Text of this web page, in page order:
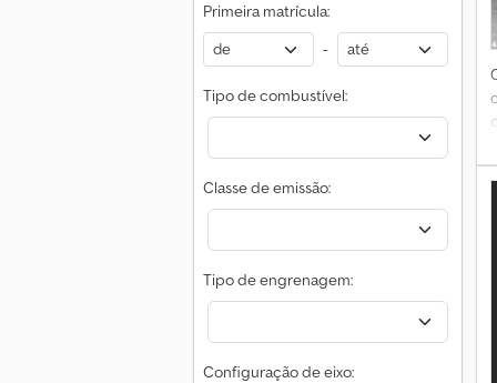
Primeira matrícula:
-
Tipo de combustível:
Classe de emissão:
Tipo de engrenagem:
Configuração de eixo: